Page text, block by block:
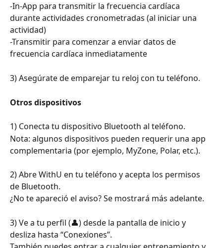
-In-App para transmitir la frecuencia cardíaca
durante actividades cronometradas (al iniciar una
actividad)
-Transmitir para comenzar a enviar datos de
frecuencia cardíaca inmediatamente
3) Asegúrate de emparejar tu reloj con tu teléfono.
Otros dispositivos
1) Conecta tu dispositivo Bluetooth al teléfono.
Nota: algunos dispositivos pueden requerir una app
complementaria (por ejemplo, MyZone, Polar, etc.).
2) Abre WithU en tu teléfono y acepta los permisos
de Bluetooth.
¿No te apareció el aviso? Se mostrará más adelante.
3) Ve a tu perfil (👤) desde la pantalla de inicio y
desliza hasta “Conexiones”.